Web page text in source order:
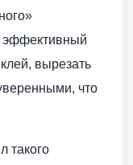
эффективный
вырезать
что
такого